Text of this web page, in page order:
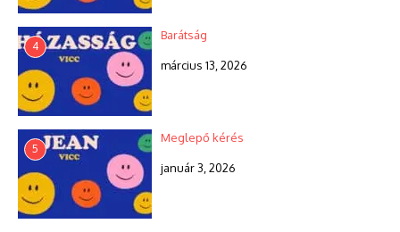
4
Barátság
március 13, 2026
5
Meglepő kérés
január 3, 2026